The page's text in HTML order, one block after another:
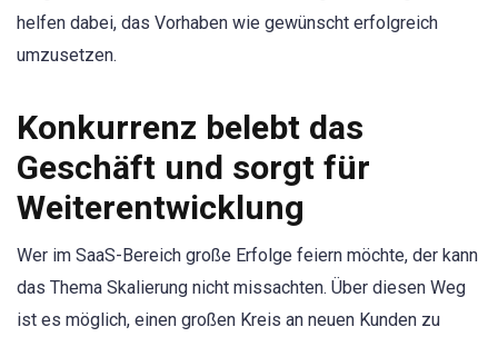
helfen dabei, das Vorhaben wie gewünscht erfolgreich
umzusetzen.
Konkurrenz belebt das
Geschäft und sorgt für
Weiterentwicklung
Wer im SaaS-Bereich große Erfolge feiern möchte, der kann
das Thema Skalierung nicht missachten. Über diesen Weg
ist es möglich, einen großen Kreis an neuen Kunden zu